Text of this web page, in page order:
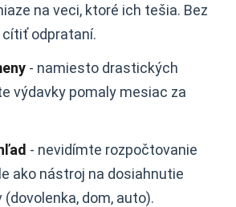
na veci, ktoré ich tešia. Bez
odprataní.
- namiesto drastických
výdavky pomaly mesiac za
- nevidímte rozpočtovanie
ako nástroj na dosiahnutie
dom, auto).